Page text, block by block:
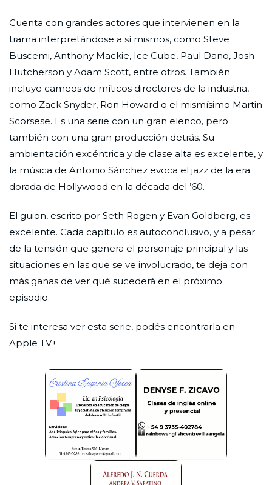
Cuenta con grandes actores que intervienen en la
trama interpretándose a sí mismos, como Steve
Buscemi, Anthony Mackie, Ice Cube, Paul Dano, Josh
Hutcherson y Adam Scott, entre otros. También
incluye cameos de míticos directores de la industria,
como Zack Snyder, Ron Howard o el mismísimo Martin
Scorsese. Es una serie con un gran elenco, pero
también con una gran producción detrás. Su
ambientación excéntrica y de clase alta es excelente, y
la música de Antonio Sánchez evoca el jazz de la era
dorada de Hollywood en la década del ’60.
El guion, escrito por Seth Rogen y Evan Goldberg, es
excelente. Cada capítulo es autoconclusivo, y a pesar
de la tensión que genera el personaje principal y las
situaciones en las que se ve involucrado, te deja con
más ganas de ver qué sucederá en el próximo
episodio.
Si te interesa ver esta serie, podés encontrarla en
Apple TV+.